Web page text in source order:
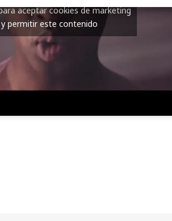
aceptar cookies de marketing
y permitir este contenido